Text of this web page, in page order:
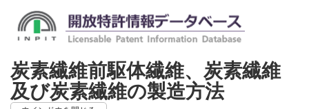
炭素繊維前駆体繊維、炭素繊維
及び炭素繊維の製造方法